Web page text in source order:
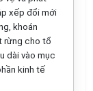
xếp đổi mới
khoán
rừng cho tổ
dài vào mục
kinh tế